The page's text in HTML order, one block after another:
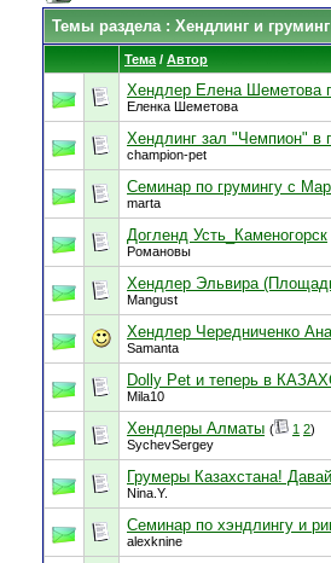
Темы раздела: Хендлинг и груминг
Тема / Автор
Хендлер Елена Шеметова
Еленка Шеметова
Хендлинг зал "Чемпион" в
champion-pet
Семинар по грумингу с
marta
Догленд Усть_Каменогорск
Романовы
Хендлер Эльвира
Mangust
Хендлер Чередниченко
Samanta
Dolly Pet и теперь в
Mila10
Хендлеры Алматы ( 1 2)
SychevSergey
Грумеры Казахстана!
Nina.Y.
Семинар по хэндлингу и
alexknine